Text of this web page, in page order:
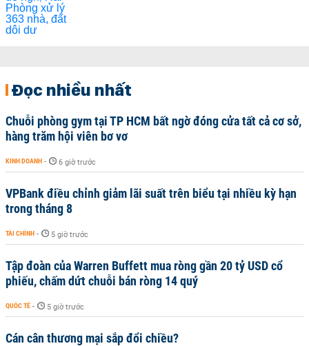
Đọc nhiều nhất
Chuỗi phòng gym tại TP HCM bất ngờ đóng cửa tất cả cơ sở,
hàng trăm hội viên bơ vơ
KINH DOANH - 6 giờ trước
VPBank điều chỉnh giảm lãi suất trên biểu tại nhiều kỳ hạn
trong tháng 8
TÀI CHÍNH - 5 giờ trước
Tập đoàn của Warren Buffett mua ròng gần 20 tỷ USD cổ
phiếu, chấm dứt chuỗi bán ròng 14 quý
QUỐC TẾ - 5 giờ trước
Cán cân thương mại sắp đổi chiều?